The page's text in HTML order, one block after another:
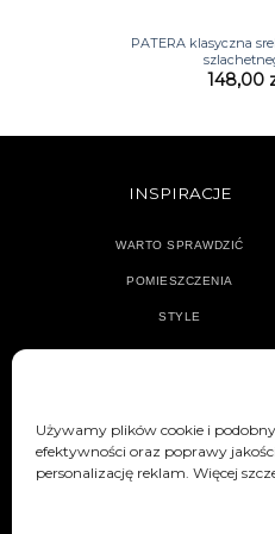
Używamy plików cookie i
efektywności oraz poprawy
personalizację reklam. Więcej
PATERA klasyczna
148,00
INSPIRACJE
WARTO SPRAWDZIĆ
POMIESZCZENIA
STYLE